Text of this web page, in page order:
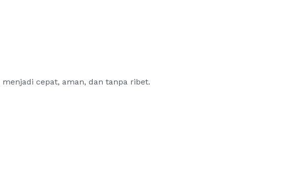
menjadi cepat, aman, dan tanpa ribet.